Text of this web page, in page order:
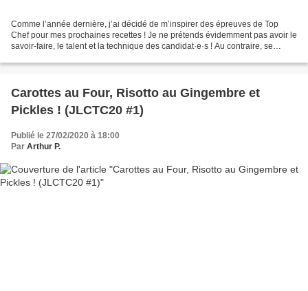
Comme l’année dernière, j’ai décidé de m’inspirer des épreuves de Top
Chef pour mes prochaines recettes ! Je ne prétends évidemment pas avoir le
savoir-faire, le talent et la technique des candidat·e·s ! Au contraire, se
Carottes au Four, Risotto au Gingembre et
Pickles ! (JLCTC20 #1)
Publié le 27/02/2020 à 18:00
Par Arthur P.